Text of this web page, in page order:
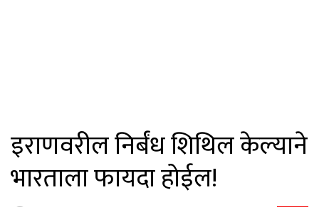
इराणवरील निर्बंध शिथिल केल्याने
भारताला फायदा होईल!